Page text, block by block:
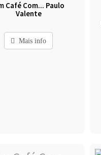
Café Com... Paulo
Valente
Mais info